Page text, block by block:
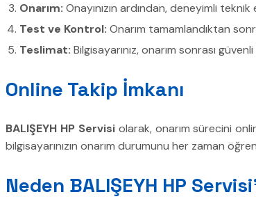
Onarım: Onayınızın ardından, deneyimli
Test ve Kontrol: Onarım tamamlandıktan
Teslimat: Bilgisayarınız, onarım sonrası
Online Takip İmkanı
BALIŞEYH HP Servisiolarak, onarım sürecini
bilgisayarınızın onarım durumunu her zaman
Neden BALIŞEYH HP